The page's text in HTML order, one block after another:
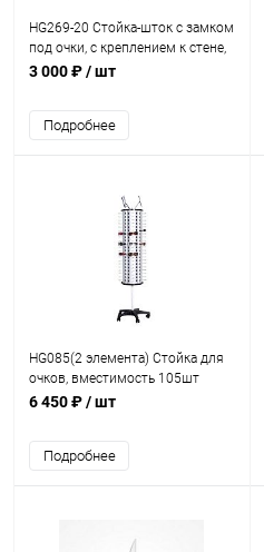
HG269-20 Стойка-шток с замком
под очки, с креплением к стене,
на 20 мест, высота 1690 мм
3 000 ₽/ шт
Подробнее
HG085(2 элемента) Стойка для
очков, вместимость 105шт
Н=1760 мм
6 450 ₽/ шт
Подробнее